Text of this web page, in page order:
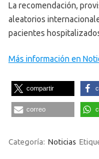
La recomendación,
aleatorios
pacientes
Más información en
compartir
correo
Categoría: Noticias